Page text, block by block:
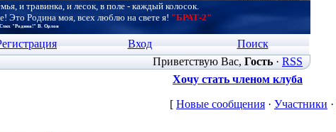
и травинка, и лесок, в поле - каждый колосок.
Это Родина моя, всех люблю на свете я! "БРАТ-2"
"Родина!" В. Орлов
Вход
Поиск
Приветствую Вас, Гость· RSS
Хочу стать членом клуба
[ Новые сообщения · Участники ·